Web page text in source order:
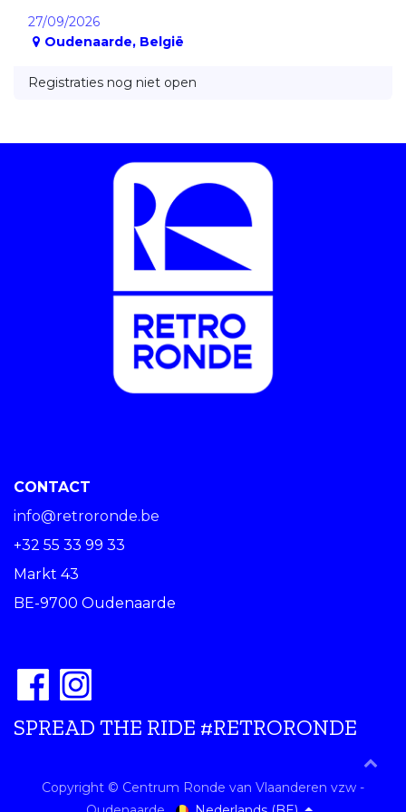
27/09/2026
Oudenaarde, België
Registraties nog niet open
CONTACT
info@retroronde.be
+32 55 33 99 33
Markt 43
BE-9700 Oudenaarde
SPREAD THE RIDE #RETRORONDE
Copyright © Centrum Ronde van Vlaanderen vzw -